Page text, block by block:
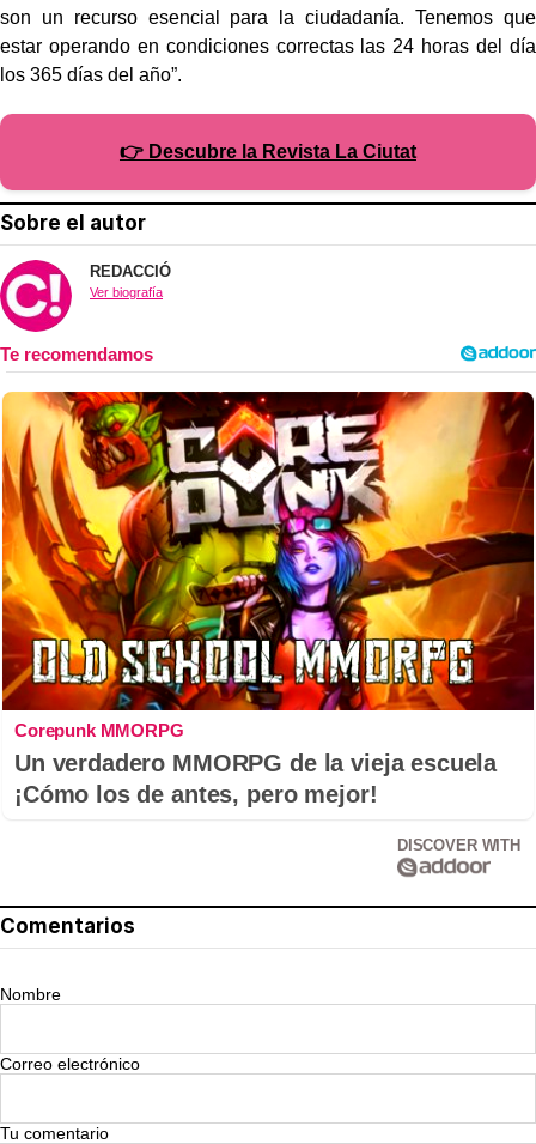
son un recurso esencial para la ciudadanía. Tenemos que
estar operando en condiciones correctas las 24 horas del día
los 365 días del año”.
👉 Descubre la Revista La Ciutat
Sobre el autor
REDACCIÓ
Ver biografía
Corepunk MMORPG
Un verdadero MMORPG de la vieja escuela
¡Cómo los de antes, pero mejor!
DISCOVER WITH
Comentarios
Nombre
Correo electrónico
Tu comentario